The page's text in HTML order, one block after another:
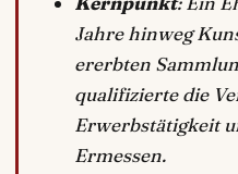
Jahre hinweg
ererbten
qualifizierte die
Erwerbstätigkeit
Ermessen.